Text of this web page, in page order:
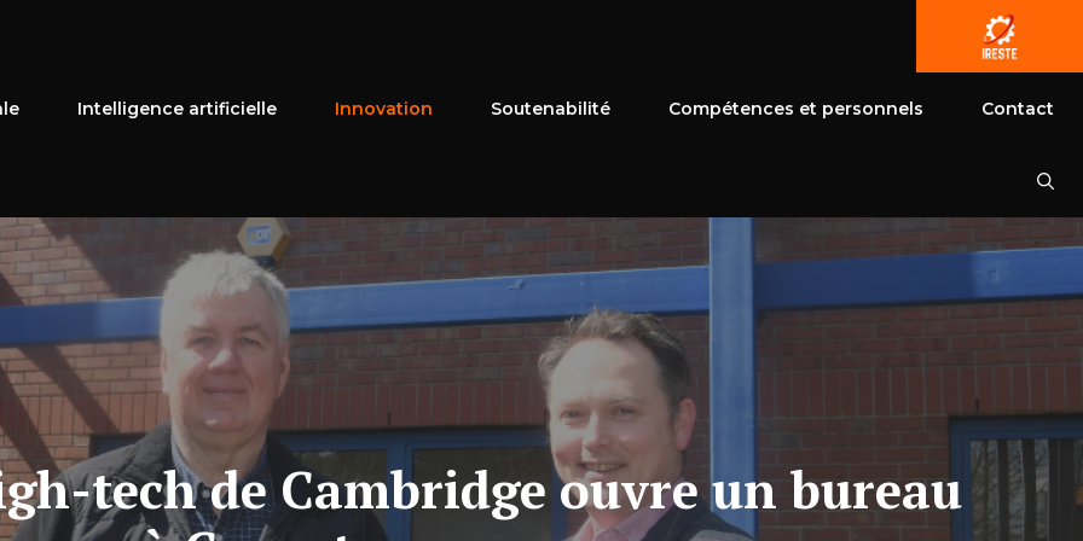
Intelligence artificielle Innovation Soutenabilité Compétences et personnels Contact
tech de Cambridge ouvre un bureau